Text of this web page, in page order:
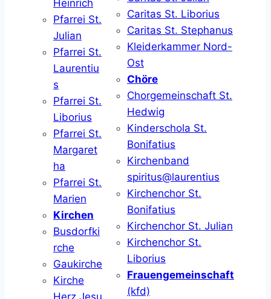
Heinrich
Pfarrei St.
Julian
Pfarrei St.
Laurentiu
s
Pfarrei St.
Liborius
Pfarrei St.
Margaret
ha
Pfarrei St.
Marien
Kirchen
Busdorfki
rche
Gaukirche
Kirche
Herz Jesu
Caritas St. Liborius
Caritas St. Stephanus
Kleiderkammer Nord-
Ost
Chöre
Chorgemeinschaft St.
Hedwig
Kinderschola St.
Bonifatius
Kirchenband
spiritus@laurentius
Kirchenchor St.
Bonifatius
Kirchenchor St. Julian
Kirchenchor St.
Liborius
Frauengemeinschaft
(kfd)